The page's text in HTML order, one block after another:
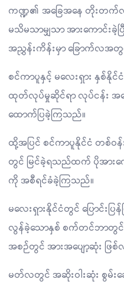
ကဏ္ဍ၏ အခြေအနေ တိုးတက်
မသိမသာမျှသာ အားကောင်း
အညွှန်းကိန်းမှာ ခြောက်လအတွ
စင်ကာပူနှင့် မလေးရှား နှ
ထုတ်လုပ်မှုဆိုင်ရာ လုပ်ငန်း အ
ထောက်ပြခဲ့ကြသည်။
ထို့အပြင် စင်ကာပူနိုင်ငံ တစ်ဝ
တွင် မြင်ခဲ့ရသည်ထက် ပိုအားက
ကို အစီရင်ခံခဲ့ကြသည်။
မလေးရှားနိုင်ငံတွင် ပြောင်းပ
လွန်ခဲ့သောနှစ် စက်တင်ဘာတွ
အစဉ်တွင် အားအပျော့ဆုံး ဖြ
မတ်လတွင် အဆိုးဝါးဆုံး စွမ်